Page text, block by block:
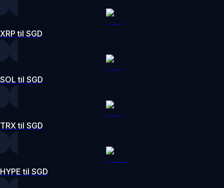
XRP til SGD
SOL til SGD
TRX til SGD
HYPE til SGD